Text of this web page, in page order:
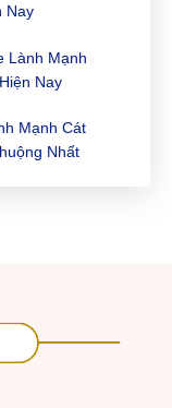
Nay
Lành Mạnh
Nay
Mạnh Cát
Nhất